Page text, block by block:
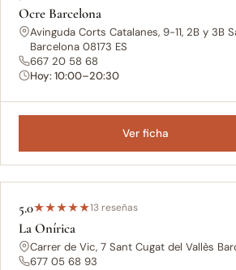
Ocre Barcelona
Avinguda Corts Catalanes, 9-11, 2B y 3B
Barcelona 08173 ES
667 20 58 68
Hoy: 10:00–20:30
Ver ficha
5.0★★★★★13 reseñas
La Onírica
Carrer de Vic, 7 Sant Cugat del Vallès
677 05 68 93